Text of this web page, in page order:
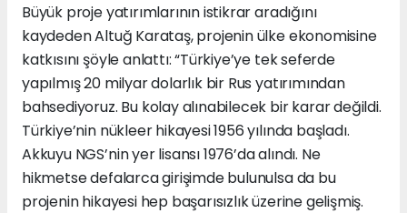
Büyük proje yatırımlarının istikrar aradığını
kaydeden Altuğ Karataş, projenin ülke ekonomisine
katkısını şöyle anlattı: “Türkiye’ye tek seferde
yapılmış 20 milyar dolarlık bir Rus yatırımından
bahsediyoruz. Bu kolay alınabilecek bir karar değildi.
Türkiye’nin nükleer hikayesi 1956 yılında başladı.
Akkuyu NGS’nin yer lisansı 1976’da alındı. Ne
hikmetse defalarca girişimde bulunulsa da bu
projenin hikayesi hep başarısızlık üzerine gelişmiş.